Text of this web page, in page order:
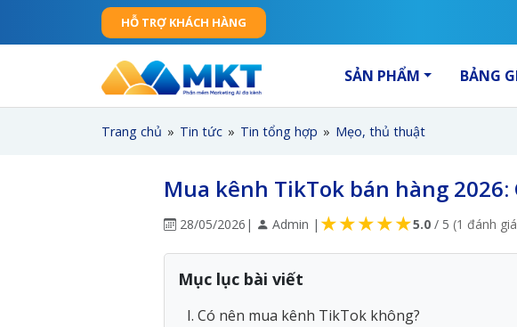
HỖ TRỢ KHÁCH HÀNG
SẢN PHẨM BẢNG
Trang chủ » Tin tức » Tin tổng hợp » Mẹo, thủ thuật
Mua kênh TikTok bán hàng
28/05/2026 | Admin | ★
★
★
★
★ 5.0 / 5 (1 đánh
Mục lục bài viết
I. Có nên mua kênh TikTok không?